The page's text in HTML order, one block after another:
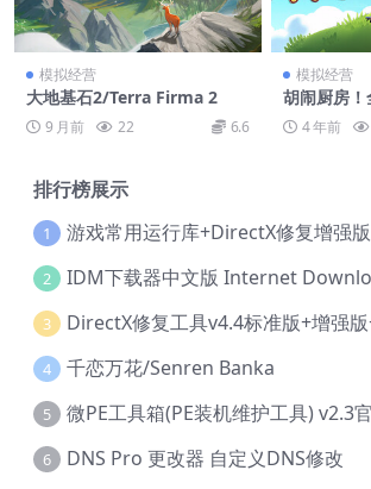
模拟经营
大地基石2/Terra Firma 2
9 月前 22 6.6
模拟经营
胡闹厨房
oked! All
4 年前
排行榜展示
1 游戏常用运行库+DirectX修复增强版
2
3 DirectX修复工具v4.4标准版+增强
4 千恋万花/Senren Banka
5 微PE工具箱(PE装机维护工具) v2.3
6 DNS Pro 更改器 自定义DNS修改